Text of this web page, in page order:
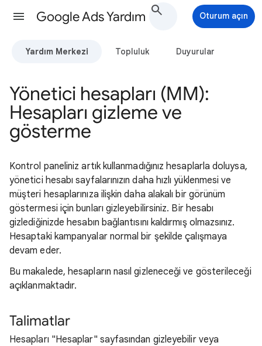
Google Ads Yardım Oturum açın
Yardım Merkezi Topluluk Duyurular
Yönetici hesapları (MM):
Hesapları gizleme ve
gösterme
Kontrol paneliniz artık kullanmadığınız hesaplarla doluysa,
yönetici hesabı sayfalarınızın daha hızlı yüklenmesi ve
müşteri hesaplarınıza ilişkin daha alakalı bir görünüm
göstermesi için bunları gizleyebilirsiniz. Bir hesabı
gizlediğinizde hesabın bağlantısını kaldırmış olmazsınız.
Hesaptaki kampanyalar normal bir şekilde çalışmaya
devam eder.
Bu makalede, hesapların nasıl gizleneceği ve gösterileceği
açıklanmaktadır.
Talimatlar
Hesapları "Hesaplar" sayfasından gizleyebilir veya